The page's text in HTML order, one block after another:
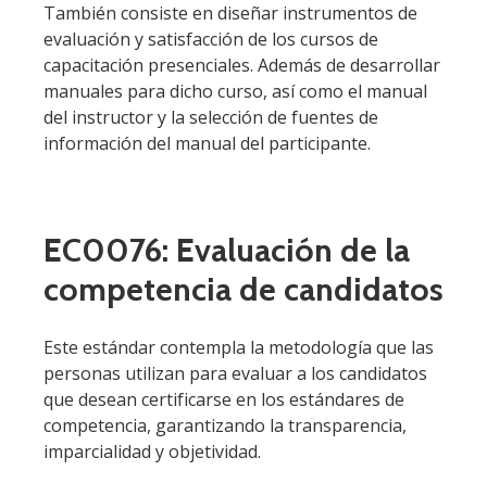
También consiste en diseñar instrumentos de
evaluación y satisfacción de los cursos de
capacitación presenciales. Además de desarrollar
manuales para dicho curso, así como el manual
del instructor y la selección de fuentes de
información del manual del participante.
EC0076: Evaluación de la
competencia de candidatos
Este estándar contempla la metodología que las
personas utilizan para evaluar a los candidatos
que desean certificarse en los estándares de
competencia, garantizando la transparencia,
imparcialidad y objetividad.